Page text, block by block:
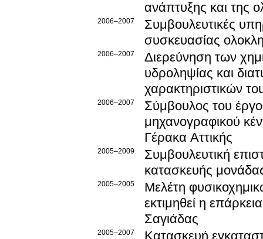
ανάπτυξης και της
2006–2007
Συμβουλευτικές
συσκευασίας
2006–2007
Διερεύνηση των
υδροληψίας και
χαρακτηριστικών
2006–2007
Σύμβουλος του
μηχανογραφικού
Γέρακα Αττικής
2005–2009
Συμβουλευτική
κατασκευής
2005–2005
Μελέτη
εκτιμηθεί η
Σαγιάδας
2005–2007